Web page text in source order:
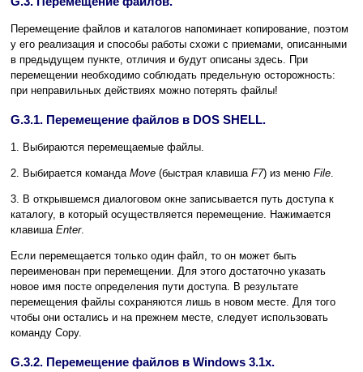
Перемещение файлов и каталогов напоминает копирование, поэтом
у его реализация и способы работы схожи с приемами, описанными
в предыдущем пункте, отличия и будут описаны здесь. При
перемещении необходимо соблюдать предельную осторожность:
при неправильных действиях можно потерять файлы!
G.3.1. Перемещение файлов в DOS SHELL.
1. Выбираются перемещаемые файлы.
2. Выбирается команда Move (быстрая клавиша F7) из меню File
3. В открывшемся диалоговом окне записывается путь доступа к
каталогу, в который осуществляется перемещение. Нажимается
клавиша Enter.
Если перемещается только один файл, то он может быть
переименован при перемещении. Для этого достаточно указать
новое имя посте определения пути доступа. В результате
перемещения файлы сохраняются лишь в новом месте. Для того
чтобы они остались и на прежнем месте, следует использовать
команду Copy.
G.3.2. Перемещение файлов в Windows 3.1x.